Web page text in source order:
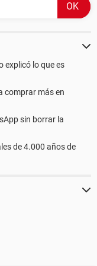
O.E.M.
]
]
2 / 1
Disk, CD-ROM,
BIOS, Selectable
explicó lo que es
comprar más en
sin borrar la
de 4.000 años de